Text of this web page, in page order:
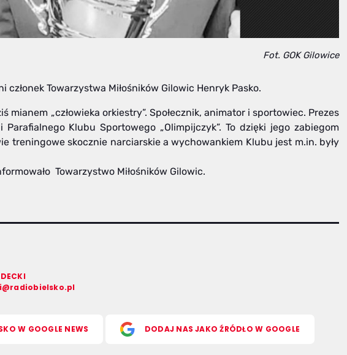
Fot. GOK Gilowice
członek Towarzystwa Miłośników Gilowic Henryk Pasko.
mianem „człowieka orkiestry”. Społecznik, animator i sportowiec. Prezes
Parafialnego Klubu Sportowego „Olimpijczyk”. To dzięki jego zabiegom
treningowe skocznie narciarskie a wychowankiem Klubu jest m.in. były
Towarzystwo Miłośników Gilowic.
W GOOGLE NEWS DODAJ NAS JAKO ŹRÓDŁO W GOOGLE